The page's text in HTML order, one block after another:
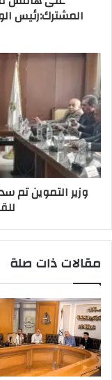
المشترك:رئيس
مقالات ذات صلة